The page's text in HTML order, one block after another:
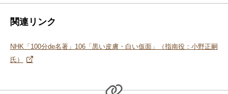
関連リンク
NHK「100分de名著」106「黒い皮膚・白い仮面」（指南役：小野正嗣
氏）